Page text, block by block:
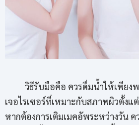
วิธีรับมือคือ ควรดื่มน้ำให้เพียงพ
เจอไรเซอร์ที่เหมาะกับสภาพผิวตั้ง
หากต้องการเติมเมคอัพระหว่างวัน